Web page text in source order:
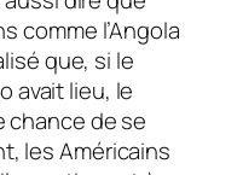
comme l’Angola
que, si le
avait lieu, le
chance de se
les Américains